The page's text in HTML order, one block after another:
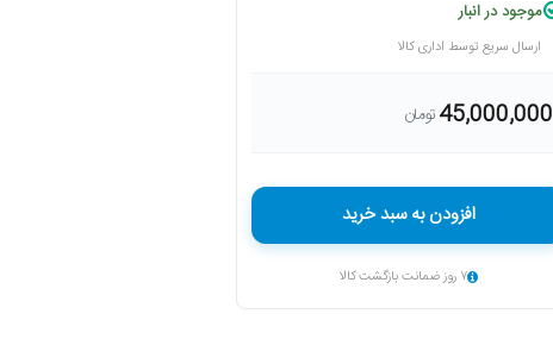
موجود در انبار
ارسال سریع توسط اداری کالا
45,000,000تومان
افزودن به سبد خرید
۷ روز ضمانت بازگشت کالا